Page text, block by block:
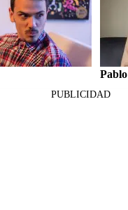
Pablo
PUBLICIDAD